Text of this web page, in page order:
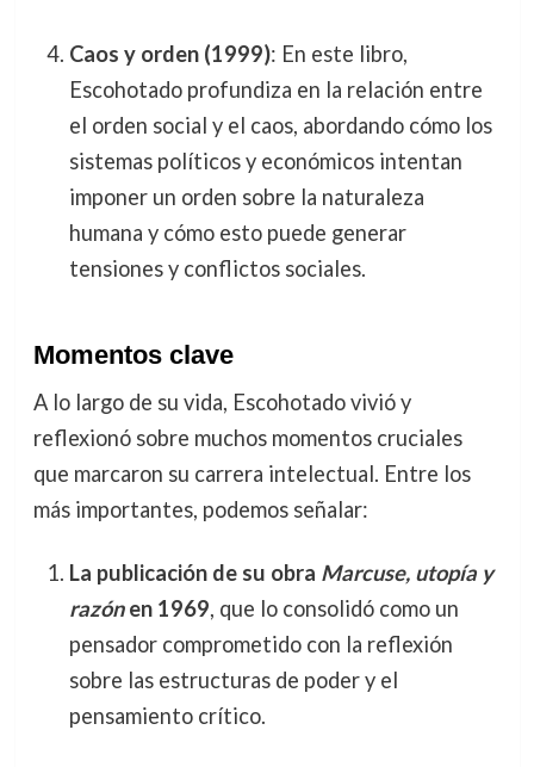
Caos y orden (1999): En este libro,
Escohotado profundiza en la relación entre
el orden social y el caos, abordando cómo los
sistemas políticos y económicos intentan
imponer un orden sobre la naturaleza
humana y cómo esto puede generar
tensiones y conflictos sociales.
Momentos clave
A lo largo de su vida, Escohotado vivió y
reflexionó sobre muchos momentos cruciales
que marcaron su carrera intelectual. Entre los
más importantes, podemos señalar:
La publicación de su obra Marcuse, utopía y
razónen 1969, que lo consolidó como un
pensador comprometido con la reflexión
sobre las estructuras de poder y el
pensamiento crítico.